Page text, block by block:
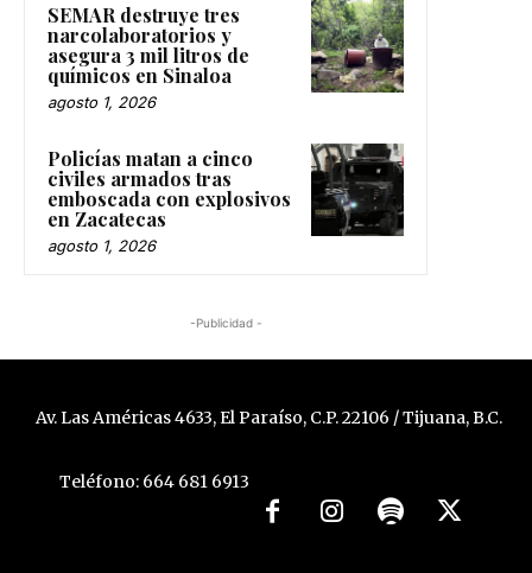
SEMAR destruye tres
narcolaboratorios y
asegura 3 mil litros de
químicos en Sinaloa
agosto 1, 2026
Policías matan a cinco
civiles armados tras
emboscada con explosivos
en Zacatecas
agosto 1, 2026
-Publicidad -
Av. Las Américas 4633, El Paraíso, C.P. 22106 / Tijuana, B.C.
Teléfono: 664 681 6913